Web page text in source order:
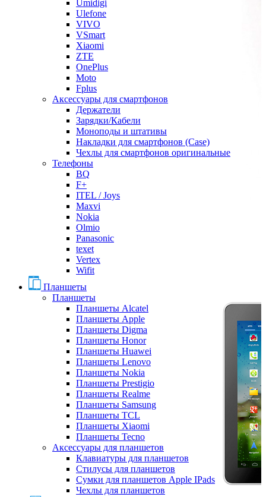
Umidigi
Ulefone
VIVO
VSmart
Xiaomi
ZTE
OnePlus
Moto
Fplus
Аксессуары для смартфонов
Держатели
Зарядки/Кабели
Моноподы и штативы
Накладки для смартфонов (Case)
Чехлы для смартфонов оригинальные
Телефоны
BQ
F+
ITEL / Joys
Maxvi
Nokia
Olmio
Panasonic
texet
Vertex
Wifit
Планшеты
Планшеты
Планшеты Alcatel
Планшеты Apple
Планшеты Digma
Планшеты Honor
Планшеты Huawei
Планшеты Lenovo
Планшеты Nokia
Планшеты Prestigio
Планшеты Realme
Планшеты Samsung
Планшеты TCL
Планшеты Xiaomi
Планшеты Tecno
Аксессуары для планшетов
Клавиатуры для планшетов
Стилусы для планшетов
Сумки для планшетов Apple IPads
Чехлы для планшетов